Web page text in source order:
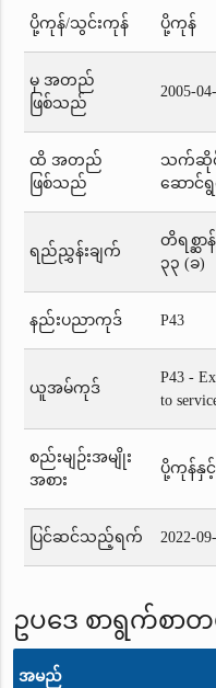
ပို့ကုန်/သွင်းကုန် ပို့ကုန်
မှ အတည်
ဖြစ်သည်
2005-
ထိ အတည်
ဖြစ်သည်
သက်ဆိုင်
ဆောင်
ရည်ညွှန်းချက်
တိရစ္ဆာ
၃၃ (ခ)
နည်းပညာကုဒ် P43
ယူအမ်ကုဒ်
P43 -
to
စည်းမျဉ်းအမျိုး
အစား
ပို့ကုန်နှ
ပြင်ဆင်သည့်ရက် 2022-
ဥပဒေ စာရွက်စာတမ်
အမည်